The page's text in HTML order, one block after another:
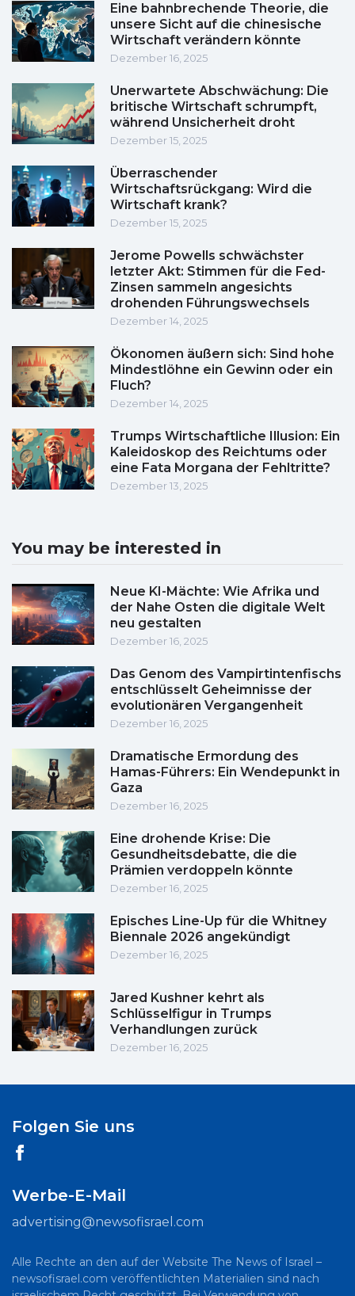
Eine bahnbrechende Theorie, die
unsere Sicht auf die chinesische
Wirtschaft verändern könnte
Dezember 16, 2025
Unerwartete Abschwächung: Die
britische Wirtschaft schrumpft,
während Unsicherheit droht
Dezember 15, 2025
Überraschender
Wirtschaftsrückgang: Wird die
Wirtschaft krank?
Dezember 15, 2025
Jerome Powells schwächster
letzter Akt: Stimmen für die Fed-
Zinsen sammeln angesichts
drohenden Führungswechsels
Dezember 14, 2025
Ökonomen äußern sich: Sind hohe
Mindestlöhne ein Gewinn oder ein
Fluch?
Dezember 14, 2025
Trumps Wirtschaftliche Illusion: Ein
Kaleidoskop des Reichtums oder
eine Fata Morgana der Fehltritte?
Dezember 13, 2025
You may be interested in
Neue KI-Mächte: Wie Afrika und
der Nahe Osten die digitale Welt
neu gestalten
Dezember 16, 2025
Das Genom des Vampirtintenfischs
entschlüsselt Geheimnisse der
evolutionären Vergangenheit
Dezember 16, 2025
Dramatische Ermordung des
Hamas-Führers: Ein Wendepunkt in
Gaza
Dezember 16, 2025
Eine drohende Krise: Die
Gesundheitsdebatte, die die
Prämien verdoppeln könnte
Dezember 16, 2025
Episches Line-Up für die Whitney
Biennale 2026 angekündigt
Dezember 16, 2025
Jared Kushner kehrt als
Schlüsselfigur in Trumps
Verhandlungen zurück
Dezember 16, 2025
Folgen Sie uns
Werbe-E-Mail
advertising@newsofisrael.com
Alle Rechte an den auf der Website The News of Israel –
newsofisrael.com veröffentlichten Materialien sind nach